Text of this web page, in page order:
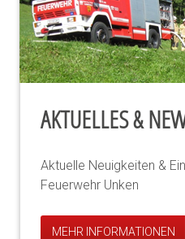
AKTUELLES &
Aktuelle Neuigkeiten &
Feuerwehr Unken
MEHR INFORMATIONEN